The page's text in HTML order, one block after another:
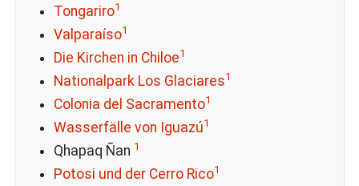
Tongariro1
Valparaíso1
Die Kirchen in Chiloe1
Nationalpark Los Glaciares1
Colonia del Sacramento1
Wasserfälle von Iguazú1
Qhapaq Ñan 1
Potosi und der Cerro Rico1